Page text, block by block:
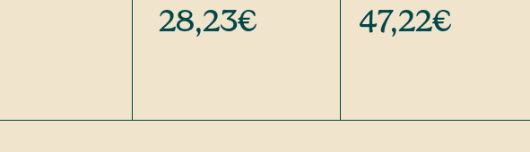
28,23€ 47,22€